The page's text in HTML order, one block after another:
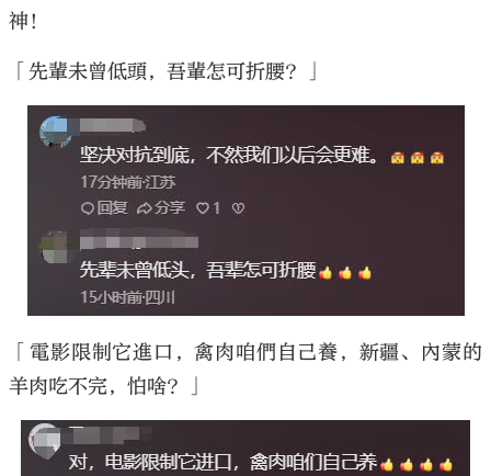
神！
「先輩未曾低頭，吾輩怎可折腰？」
「電影限制它進口，禽肉咱們自己養，新疆、內蒙的
羊肉吃不完，怕啥？」